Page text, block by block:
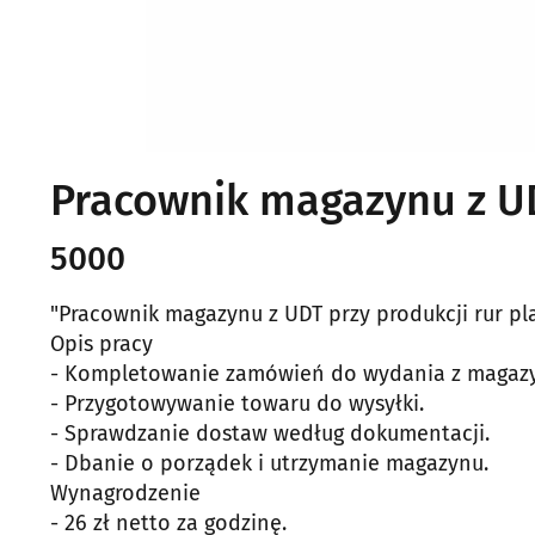
Pracownik magazynu z
5000
"Pracownik magazynu z UDT przy produkcji rur
Opis pracy
- Kompletowanie zamówień do wydania z
- Przygotowywanie towaru do wysyłki.
- Sprawdzanie dostaw według dokumentacji.
- Dbanie o porządek i utrzymanie magazynu.
Wynagrodzenie
- 26 zł netto za godzinę.